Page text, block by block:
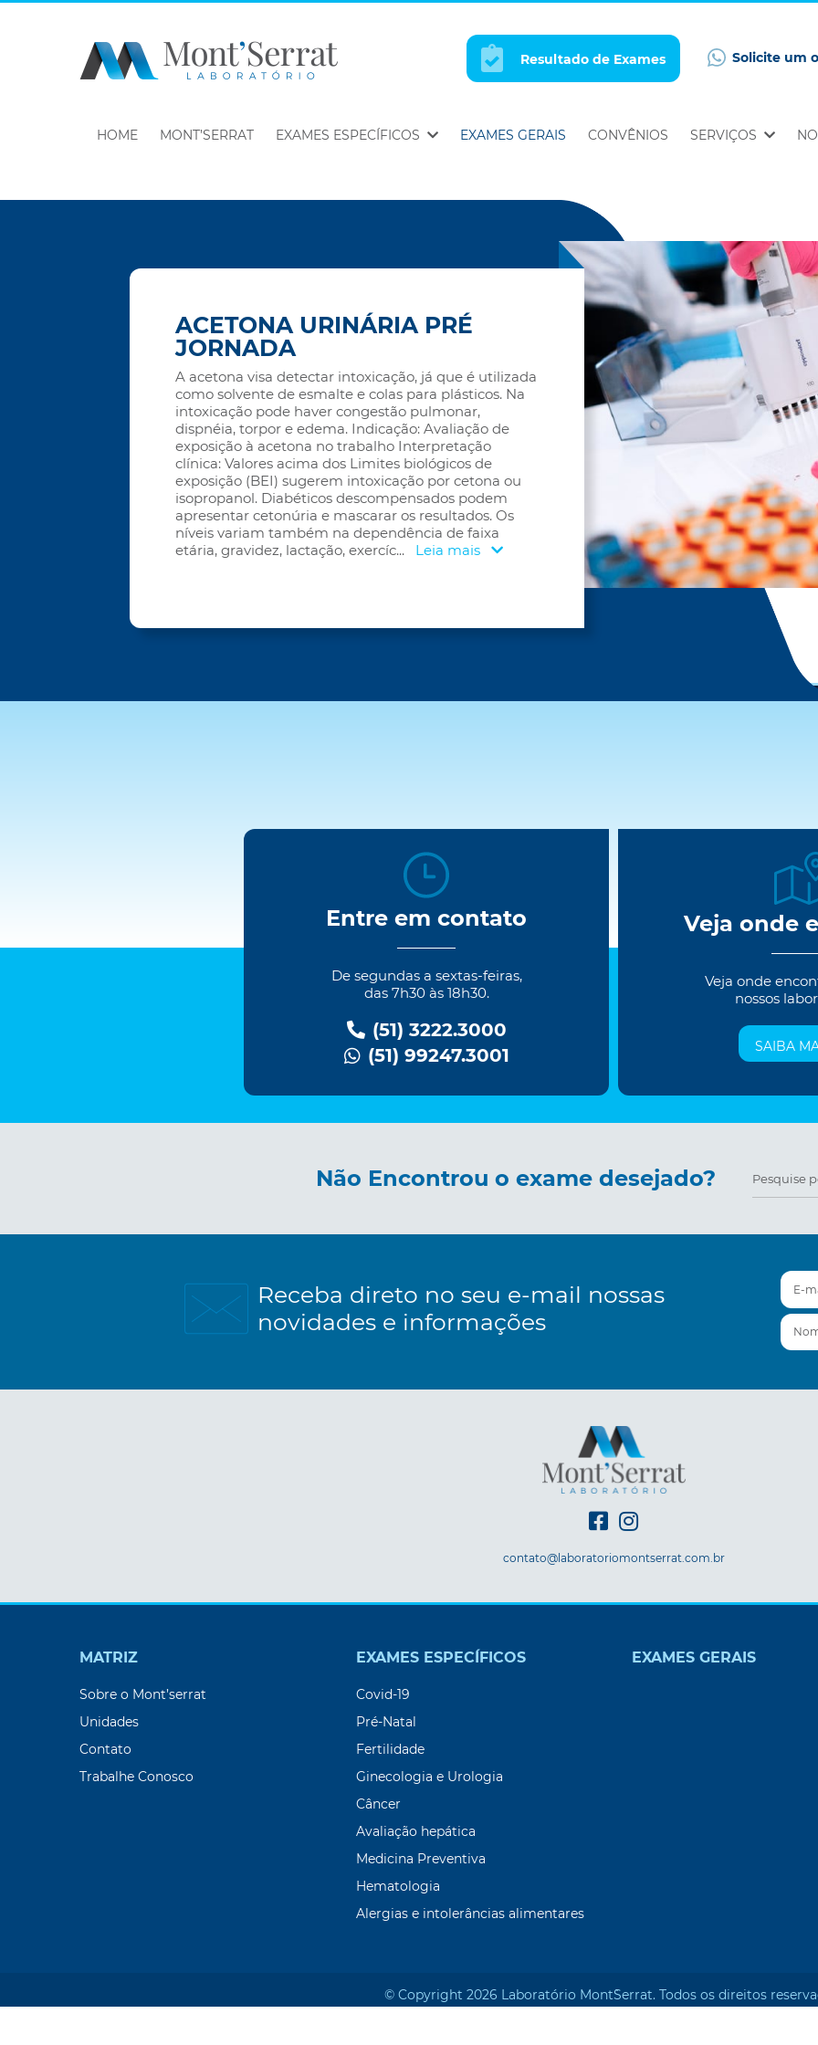
Resultado de Exames Solicite um
HOME MONT’SERRAT EXAMES ESPECÍFICOS EXAMES GERAIS CONVÊNIOS SERVIÇOS
ACETONA URINÁRIA PRÉ
JORNADA
A acetona visa detectar intoxicação, já que é utilizada
como solvente de esmalte e colas para plásticos. Na
intoxicação pode haver congestão pulmonar,
dispnéia, torpor e edema. Indicação: Avaliação de
exposição à acetona no trabalho Interpretação
clínica: Valores acima dos Limites biológicos de
exposição (BEI) sugerem intoxicação por cetona ou
isopropanol. Diabéticos descompensados podem
apresentar cetonúria e mascarar os resultados. Os
níveis variam também na dependência de faixa
etária, gravidez, lactação, exercíc... Leia mais
Entre em contato
De segundas a sextas-feiras,
das 7h30 às 18h30.
(51) 3222.3000
(51) 99247.3001
Veja onde
Veja onde
nossos
SAIBA
Não Encontrou o exame desejado?
Receba direto no seu e-mail nossas
novidades e informações
E-mail
Nome
contato@laboratoriomontserrat.com.br
MATRIZ
Sobre o Mont’serrat
Unidades
Contato
Trabalhe Conosco
EXAMES ESPECÍFICOS
Covid-19
Pré-Natal
Fertilidade
Ginecologia e Urologia
Câncer
Avaliação hepática
Medicina Preventiva
Hematologia
Alergias e intolerâncias alimentares
EXAMES GERAIS
© Copyright 2026 Laboratório Mont`Serrat. Todos os direitos